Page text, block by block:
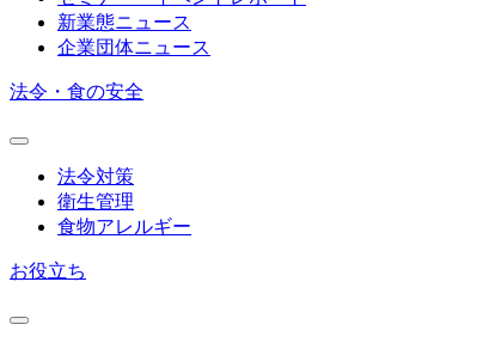
新業態ニュース
企業団体ニュース
法令・食の安全
法令対策
衛生管理
食物アレルギー
お役立ち